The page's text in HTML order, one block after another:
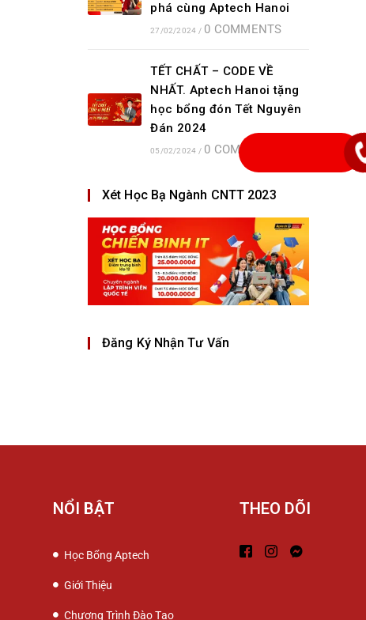
phá cùng Aptech Hanoi
27/02/2024 / 0 COMMENTS
TẾT CHẤT – CODE VỀ
NHẤT. Aptech Hanoi tặng
học bổng đón Tết Nguyên
Đán 2024
05/02/2024 / 0 COMMENTS
Xét Học Bạ Ngành CNTT 2023
Đăng Ký Nhận Tư Vấn
NỔI BẬT
Học Bổng Aptech
Giới Thiệu
Chương Trình Đào Tạo
THEO DÕI